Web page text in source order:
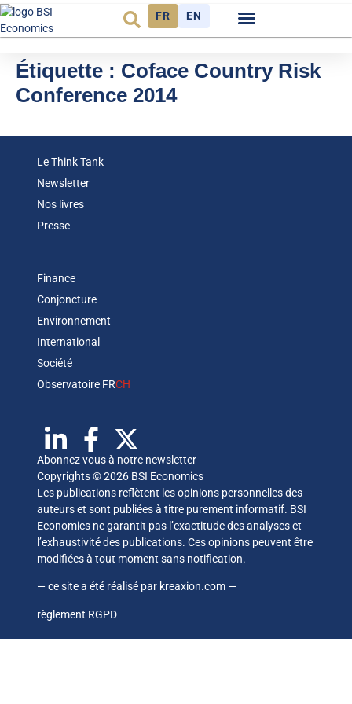
FR EN
Étiquette : Coface Country Risk
Conference 2014
Le Think Tank
Newsletter
Nos livres
Presse
Finance
Conjoncture
Environnement
International
Société
Observatoire FRCH
Abonnez vous à notre newsletter
Copyrights © 2026 BSI Economics
Les publications reflètent les opinions personnelles des
auteurs et sont publiées à titre purement informatif. BSI
Economics ne garantit pas l’exactitude des analyses et
l’exhaustivité des publications. Ces opinions peuvent être
modifiées à tout moment sans notification.
— ce site a été réalisé par kreaxion.com —
règlement RGPD